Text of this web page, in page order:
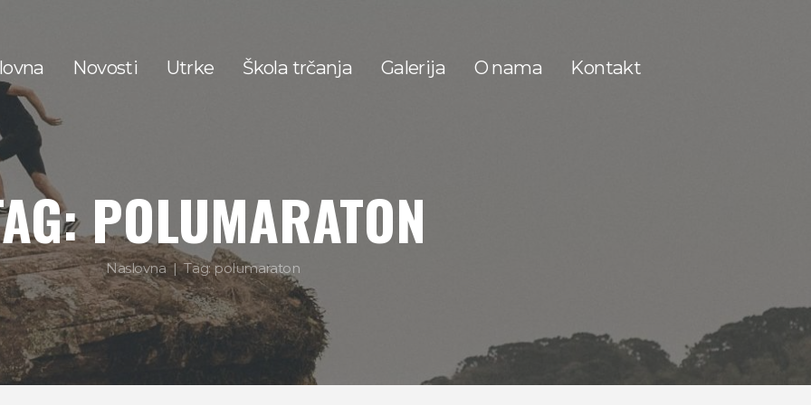
Novosti Utrke Škola trčanja Galerija O nama Kontakt
POLUMARATON
Naslovna Tag: polumaraton